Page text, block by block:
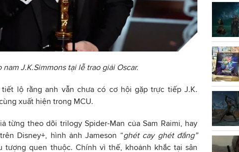
nam J.K.Simmons tại lễ trao giải Oscar.
tiết lộ rằng anh vẫn chưa có cơ hội gặp trực tiếp J.K.
xuất hiện trong MCU.
từng theo dõi trilogy Spider-Man của Sam Raimi, hay
Disney+, hình ảnh Jameson “ghét cay ghét đắng”
tượng quen thuộc. Chính vì thế, khoảnh khắc tại sân